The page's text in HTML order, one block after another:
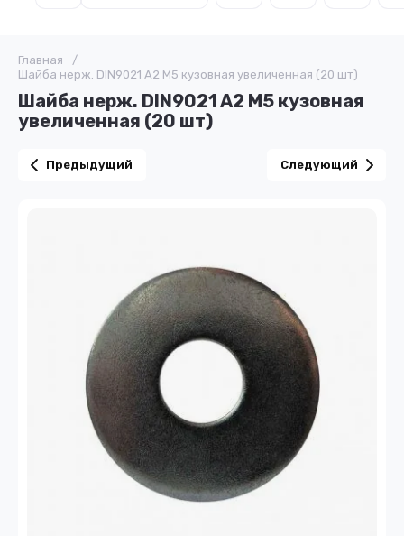
Главная
/
Шайба нерж. DIN9021 A2 M5 кузовная увеличенная (20 шт)
Шайба нерж. DIN9021 A2 M5 кузовная
увеличенная (20 шт)
Предыдущий Следующий